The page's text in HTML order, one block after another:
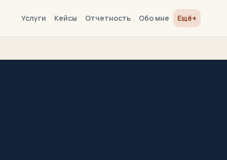
Услуги Кейсы Отчетность Обо мне Ещё+